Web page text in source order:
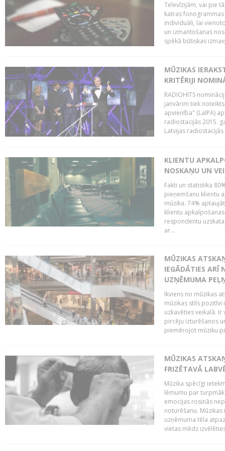
Televīzijām, vai pie
katras
individuāli, lai
un izmantošanas
spēkā būtiskas
MŪZIKAS
KRITĒRIJI
RADIOHITS
janvārim tiek
apvienība" (LaIPA)
radiostacijās 2015.
Latvijas
KLIENTU
NOSKAŅU UN
Fakti un statistika
pieņemšanu klientu
mūzika. 74%
klientu
respondentu
ar...
MŪZIKAS
IEGĀDĀTIES ARĪ
UZŅĒMUMA
Ikviens no mūzikas
mūzikas stils pozitīvi
uzkavēties veikalā.
pircēju izturēšanos
piemērojot mūziku
MŪZIKAS
FRIZĒTAVĀ
Mūzika spēcīgi
lēmumu par
emocijas rosinās
noturēšanu.
uzņēmuma tēla
vietas mēdz